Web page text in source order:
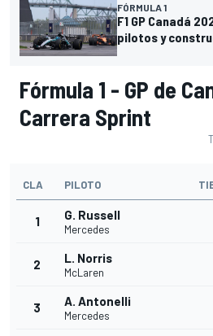
FÓRMULA 1
F1 GP Canadá
pilotos y
Fórmula 1 - GP de
Carrera Sprint
CLA PILOTO
1 G. Russell
Mercedes
2 L. Norris
McLaren
3 A. Antonelli
Mercedes